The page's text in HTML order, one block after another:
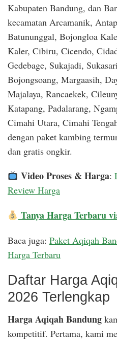
Kabupaten Bandung, dan
kecamatan Arcamanik,
Batununggal, Bojongloa
Kaler, Cibiru, Cicendo,
Gedebage, Sukajadi,
Bojongsoang, Margaasih,
Majalaya, Rancaekek,
Katapang, Padalarang,
Cimahi Utara, Cimahi
dengan paket kambing
dan gratis ongkir.
Video Proses & Harga:
Review Harga
Tanya Harga Terbaru
Baca juga: Paket Aqiqah
Harga Terbaru
Daftar Harga
2026 Terlengkap
Harga Aqiqah Bandung
kompetitif. Pertama, kami